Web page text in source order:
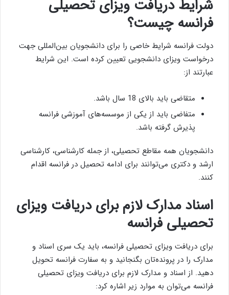
شرایط دریافت ویزای تحصیلی
فرانسه چیست؟
دولت فرانسه شرایط خاصی را برای دانشجویان بین‌المللی جهت
درخواست ویزای دانشجویی تعیین کرده است. این شرایط
عبارتند از:
متقاضی باید بالای 18 سال باشد.
متفاضی باید از یکی از موسسه‌های آموزشی فرانسه
پذیرش گرفته باشد.
دانشجویان همه مقاطع تحصیلی، از جمله کارشناسی، کارشناسی
ارشد و دکتری می‌توانند برای ادامه تحصیل در فرانسه اقدام
کنند.
اسناد مدارک لازم برای دریافت ویزای
تحصیلی فرانسه
برای دریافت ویزای تحصیلی فرانسه، باید یک سری اسناد و
مدارک را در پرونده‌تان بگنجانید و به سفارت فرانسه تحویل
دهید. از اسناد و مدارک لازم برای دریافت ویزای تحصیلی
فرانسه می‌توان به موارد زیر اشاره کرد: